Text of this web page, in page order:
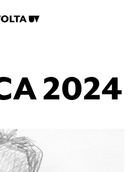
2024